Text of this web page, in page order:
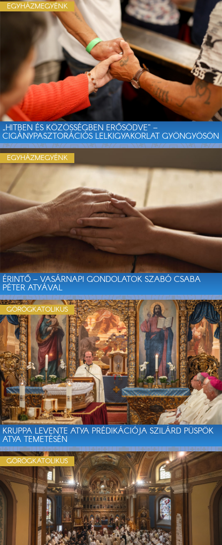
„HITBEN ÉS KÖZÖSSÉGBEN ERŐSÖDVE” –
CIGÁNYPASZTORÁCIÓS LELKIGYAKORLAT GYÖNGYÖSÖN
EGYHÁZMEGYÉNK
ÉRINTŐ – VASÁRNAPI GONDOLATOK SZABÓ CSABA
PÉTER ATYÁVAL
EGYHÁZMEGYÉNK
KRUPPA LEVENTE ATYA PRÉDIKÁCIÓJA SZILÁRD PÜSPÖK
ATYA TEMETÉSÉN
GÖRÖGKATOLIKUS
GÖRÖGKATOLIKUS